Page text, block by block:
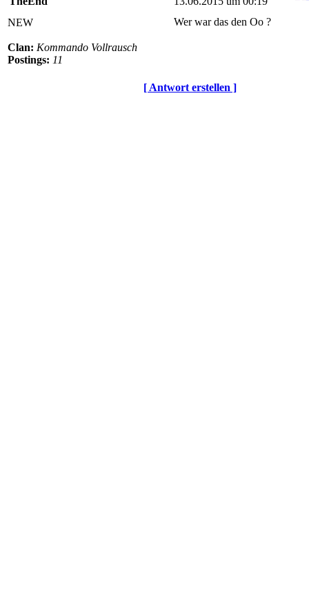
NEW
Clan: Kommando Vollrausch
Postings: 11
Wer war das den Oo ?
[ Antwort erstellen ]